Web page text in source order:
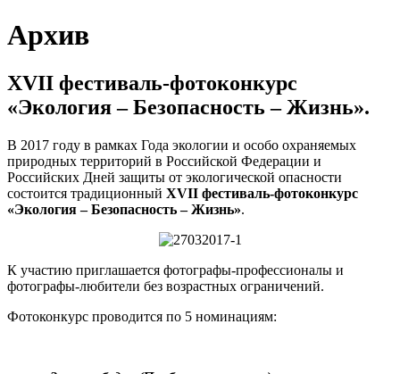
Архив
XVII фестиваль-фотоконкурс
«Экология – Безопасность – Жизнь».
В 2017 году в рамках Года экологии и особо охраняемых
природных территорий в Российской Федерации и
Российских Дней защиты от экологической опасности
состоится традиционный XVII фестиваль-фотоконкурс
«Экология – Безопасность – Жизнь».
К участию приглашается фотографы-профессионалы и
фотографы-любители без возрастных ограничений.
Фотоконкурс проводится по 5 номинациям: